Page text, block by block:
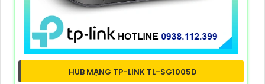
HUB MẠNG TP-LINK TL-SG1005D